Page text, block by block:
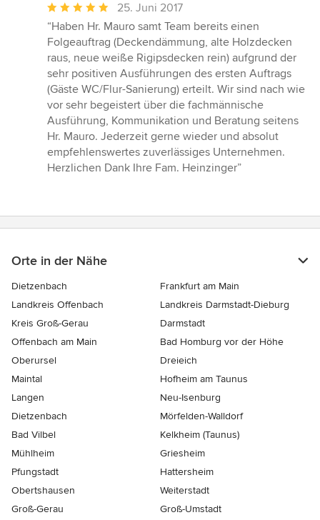
Durchschnittliche
Bewertung:
5
von
5
Sternen
25. Juni 2017
“Haben Hr. Mauro samt Team bereits einen
Folgeauftrag (Deckendämmung, alte Holzdecken
raus, neue weiße Rigipsdecken rein) aufgrund der
sehr positiven Ausführungen des ersten Auftrags
(Gäste WC/Flur-Sanierung) erteilt. Wir sind nach wie
vor sehr begeistert über die fachmännische
Ausführung, Kommunikation und Beratung seitens
Hr. Mauro. Jederzeit gerne wieder und absolut
empfehlenswertes zuverlässiges Unternehmen.
Herzlichen Dank Ihre Fam. Heinzinger”
Orte in der Nähe
Dietzenbach
Frankfurt am Main
Landkreis Offenbach
Landkreis Darmstadt-Dieburg
Kreis Groß-Gerau
Darmstadt
Offenbach am Main
Bad Homburg vor der Höhe
Oberursel
Dreieich
Maintal
Hofheim am Taunus
Langen
Neu-Isenburg
Dietzenbach
Mörfelden-Walldorf
Bad Vilbel
Kelkheim (Taunus)
Mühlheim
Griesheim
Pfungstadt
Hattersheim
Obertshausen
Weiterstadt
Groß-Gerau
Groß-Umstadt